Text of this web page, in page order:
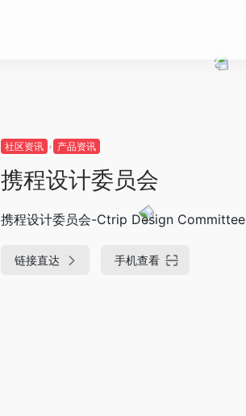
社区资讯 产品资讯
携程设计委员会
携程设计委员会-Ctrip Design Committee
链接直达 手机查看